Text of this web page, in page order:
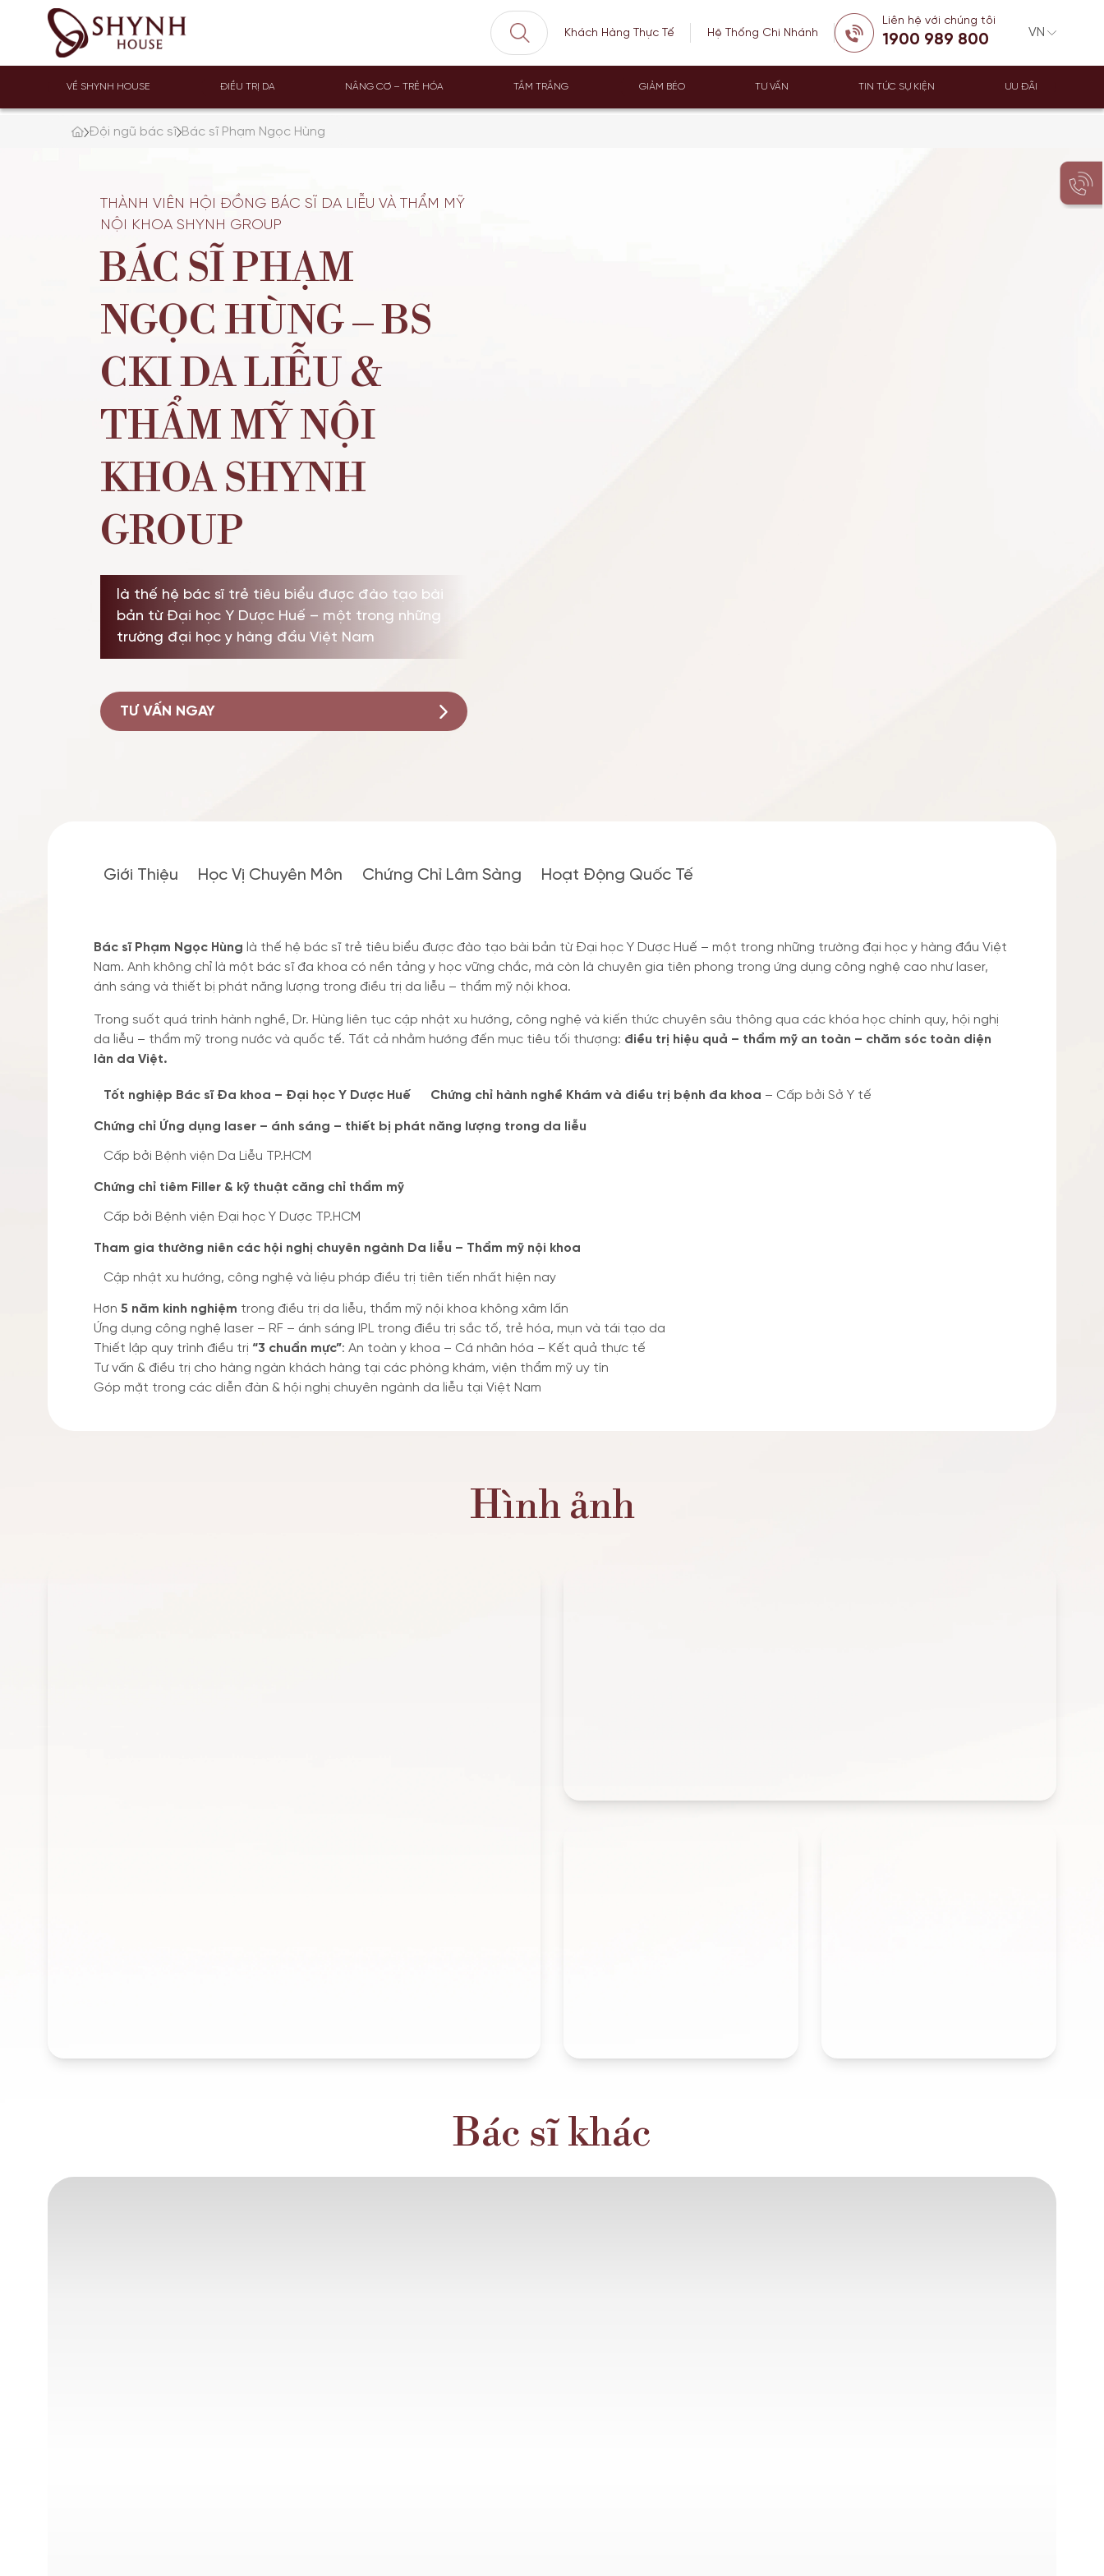
Khách Hàng Thực Tế Hệ Thống Chi Nhánh
Liên hệ với chúng tôi
1900 989 800
VỀ SHYNH HOUSE ĐIỀU TRỊ DA NÂNG CƠ – TRẺ HÓA TẮM TRẮNG GIẢM BÉO TƯ VẤN TIN TỨC SỰ KIỆN ƯU ĐÃI
Đội ngũ bác sĩ Bác sĩ Phạm Ngọc Hùng
THÀNH VIÊN HỘI ĐỒNG BÁC SĨ DA LIỄU VÀ THẨM MỸ
NỘI KHOA SHYNH GROUP
BÁC SĨ PHẠM
NGỌC HÙNG – BS
CKI DA LIỄU &
THẨM MỸ NỘI
KHOA SHYNH
GROUP
là thế hệ bác sĩ trẻ tiêu biểu được đào tạo bài
bản từ Đại học Y Dược Huế – một trong những
trường đại học y hàng đầu Việt Nam
TƯ VẤN NGAY
Giới Thiệu Học Vị Chuyên Môn Chứng Chỉ Lâm Sàng Hoạt Động Quốc Tế
Bác sĩ Phạm Ngọc Hùng là thế hệ bác sĩ trẻ tiêu biểu được đào tạo bài bản từ Đại học Y Dược Huế – một trong những trường đại học y hàng đầu Việt
Nam. Anh không chỉ là một bác sĩ đa khoa có nền tảng y học vững chắc, mà còn là chuyên gia tiên phong trong ứng dụng công nghệ cao như laser,
ánh sáng và thiết bị phát năng lượng trong điều trị da liễu – thẩm mỹ nội khoa.
Trong suốt quá trình hành nghề, Dr. Hùng liên tục cập nhật xu hướng, công nghệ và kiến thức chuyên sâu thông qua các khóa học chính quy, hội nghị
da liễu – thẩm mỹ trong nước và quốc tế. Tất cả nhằm hướng đến mục tiêu tối thượng: điều trị hiệu quả – thẩm mỹ an toàn – chăm sóc toàn diện
làn da Việt.
Tốt nghiệp Bác sĩ Đa khoa – Đại học Y Dược Huế Chứng chỉ hành nghề Khám và điều trị bệnh đa khoa – Cấp bởi Sở Y tế
Chứng chỉ Ứng dụng laser – ánh sáng – thiết bị phát năng lượng trong da liễu
Cấp bởi Bệnh viện Da Liễu TP.HCM
Chứng chỉ tiêm Filler & kỹ thuật căng chỉ thẩm mỹ
Cấp bởi Bệnh viện Đại học Y Dược TP.HCM
Tham gia thường niên các hội nghị chuyên ngành Da liễu – Thẩm mỹ nội khoa
Cập nhật xu hướng, công nghệ và liệu pháp điều trị tiên tiến nhất hiện nay
Hơn 5 năm kinh nghiệm trong điều trị da liễu, thẩm mỹ nội khoa không xâm lấn
Ứng dụng công nghệ laser – RF – ánh sáng IPL trong điều trị sắc tố, trẻ hóa, mụn và tái tạo da
Thiết lập quy trình điều trị “3 chuẩn mực”: An toàn y khoa – Cá nhân hóa – Kết quả thực tế
Tư vấn & điều trị cho hàng ngàn khách hàng tại các phòng khám, viện thẩm mỹ uy tín
Góp mặt trong các diễn đàn & hội nghị chuyên ngành da liễu tại Việt Nam
Hình ảnh
Bác sĩ khác